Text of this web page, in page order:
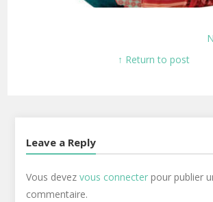
↑ Return to post
Leave a Reply
Vous devez vous connecterpour publier
commentaire.